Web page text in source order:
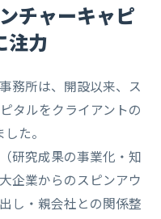
チャーキャピ
注力
務所は、開設以来、ス
タルをクライアントの
た。
研究成果の事業化・知
企業からのスピンアウ
し・親会社との関係整